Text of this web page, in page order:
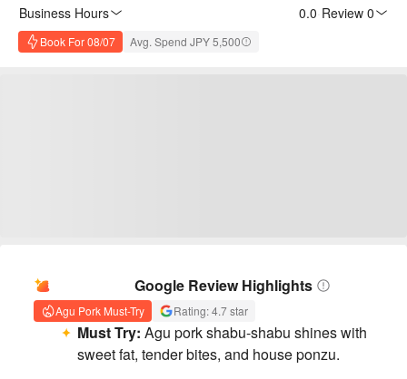
Business Hours
0.0 Review 0
Book For 08/07 Avg. Spend JPY 5,500
Google Review Highlights
Agu Pork Must-Try Rating: 4.7 star
Must Try: Agu pork shabu-shabu shines with
sweet fat, tender bites, and house ponzu.